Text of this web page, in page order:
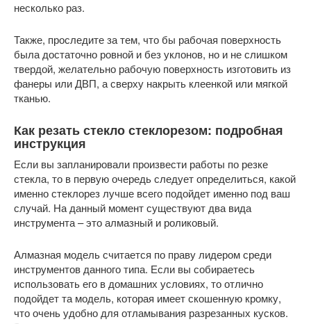
несколько раз.
Также, проследите за тем, что бы рабочая поверхность
была достаточно ровной и без уклонов, но и не слишком
твердой, желательно рабочую поверхность изготовить из
фанеры или ДВП, а сверху накрыть клеенкой или мягкой
тканью.
Как резать стекло стеклорезом: подробная
инструкция
Если вы запланировали произвести работы по резке
стекла, то в первую очередь следует определиться, какой
именно стеклорез лучше всего подойдет именно под ваш
случай. На данный момент существуют два вида
инструмента – это алмазный и роликовый.
Алмазная модель считается по праву лидером среди
инструментов данного типа. Если вы собираетесь
использовать его в домашних условиях, то отлично
подойдет та модель, которая имеет скошенную кромку,
что очень удобно для отламывания разрезанных кусков.